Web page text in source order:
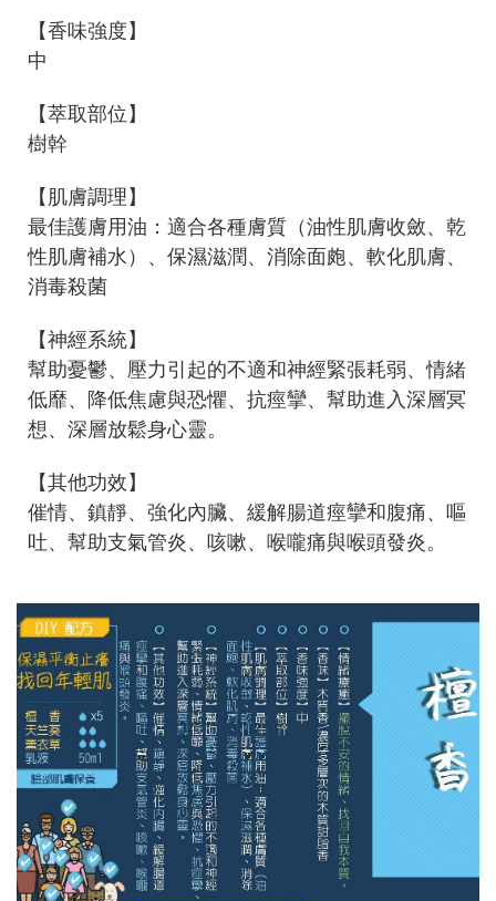
【香味強度】
中
【萃取部位】
樹幹
【肌膚調理】
最佳護膚用油：適合各種膚質（油性肌膚收斂、乾
性肌膚補水）、保濕滋潤、消除面皰、軟化肌膚、
消毒殺菌
【神經系統】
幫助憂鬱、壓力引起的不適和神經緊張耗弱、情緒
低靡、降低焦慮與恐懼、抗痙攣、幫助進入深層冥
想、深層放鬆身心靈。
【其他功效】
催情、鎮靜、強化內臟、緩解腸道痙攣和腹痛、嘔
吐、幫助支氣管炎、咳嗽、喉嚨痛與喉頭發炎。